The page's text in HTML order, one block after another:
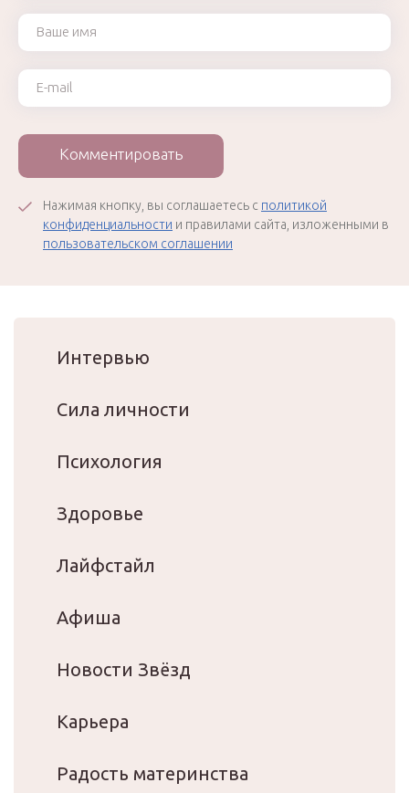
Ваше имя
Ваш e-mail
Комментировать
Нажимая кнопку, вы соглашаетесь с политикой
конфиденциальности и правилами сайта, изложенными в
пользовательском соглашении
Интервью
Сила личности
Психология
Здоровье
Лайфстайл
Афиша
Новости Звёзд
Карьера
Радость материнства